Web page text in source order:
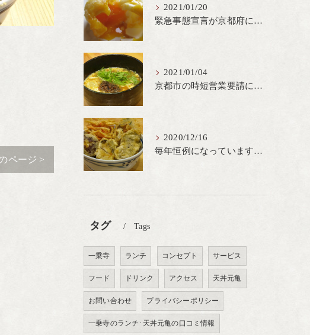
ページ >
2021/01/20
緊急事態宣言が京都府にも発出され当店も要請に従って20時完全閉店という形で営業なるべく短期間での要請解除へ一致団結です
2021/01/04
京都市の時短営業要請に従ってしばらくの間20時までの営業とさせていただいております。寒い時期には温かいお蕎麦がおすすめ
2020/12/16
毎年恒例になっています冬の名物、牡蠣天丼が販売開始です、広島県産の大粒牡蠣を使用し天ぷらならではのカリと衣クリーミーな味わいをどうぞ
タグ Tags
一乗寺 ランチ コンセプト サービス
フード ドリンク アクセス 天丼元亀
お問い合わせ プライバシーポリシー
一乗寺のランチ･天丼元亀の口コミ情報